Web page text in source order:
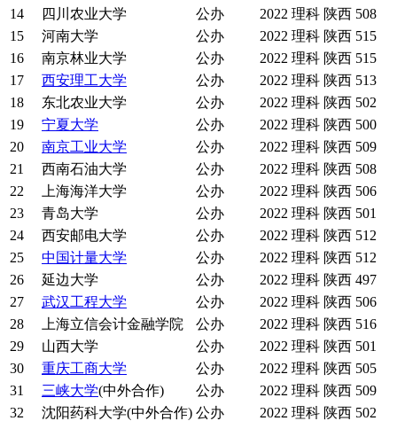
14
四川农业大学 公办 2022 理科 陕西 508
15
河南大学 公办 2022 理科 陕西 515
16
南京林业大学 公办 2022 理科 陕西 515
17
西安理工大学 公办 2022 理科 陕西 513
18
东北农业大学 公办 2022 理科 陕西 502
19
宁夏大学 公办 2022 理科 陕西 500
20
南京工业大学 公办 2022 理科 陕西 509
21
西南石油大学 公办 2022 理科 陕西 508
22
上海海洋大学 公办 2022 理科 陕西 506
23
青岛大学 公办 2022 理科 陕西 501
24
西安邮电大学 公办 2022 理科 陕西 512
25
中国计量大学 公办 2022 理科 陕西 512
26
延边大学 公办 2022 理科 陕西 497
27
武汉工程大学 公办 2022 理科 陕西 506
28
上海立信会计金融学院 公办 2022 理科 陕西 516
29
山西大学 公办 2022 理科 陕西 501
30
重庆工商大学 公办 2022 理科 陕西 505
31
三峡大学(中外合作) 公办 2022 理科 陕西 509
32
沈阳药科大学(中外合作) 公办 2022 理科 陕西 502